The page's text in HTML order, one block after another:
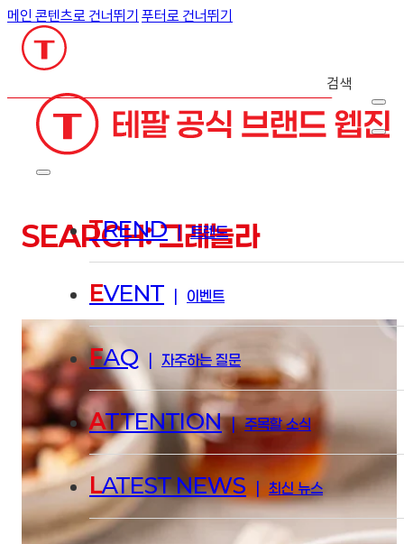
메인 콘텐츠로 건너뛰기 푸터로 건너뛰기
검색
TREND | 트렌드
EVENT 이벤트
FAQ 자주하는 질문
ATTENTION | 주목할 소식
LATEST NEWS 최신 뉴스
SEARCH: 그래놀라